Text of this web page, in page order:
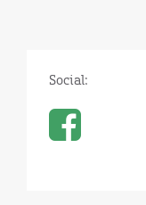
Social: